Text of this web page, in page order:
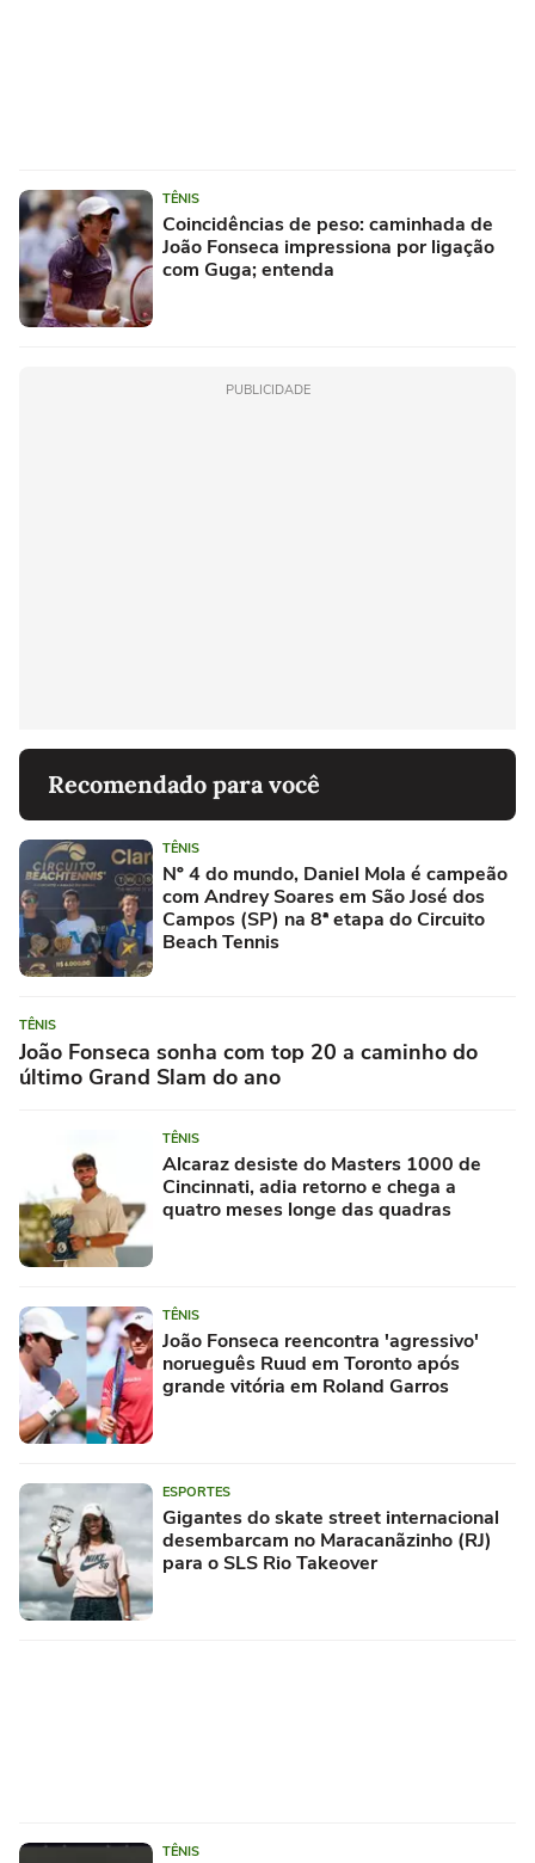
TÊNIS
Coincidências de peso: caminhada de
João Fonseca impressiona por ligação
com Guga; entenda
PUBLICIDADE
Recomendado para você
TÊNIS
Nº 4 do mundo, Daniel Mola é campeão
com Andrey Soares em São José dos
Campos (SP) na 8ª etapa do Circuito
Beach Tennis
TÊNIS
João Fonseca sonha com top 20 a caminho do
último Grand Slam do ano
TÊNIS
Alcaraz desiste do Masters 1000 de
Cincinnati, adia retorno e chega a
quatro meses longe das quadras
TÊNIS
João Fonseca reencontra 'agressivo'
norueguês Ruud em Toronto após
grande vitória em Roland Garros
ESPORTES
Gigantes do skate street internacional
desembarcam no Maracanãzinho (RJ)
para o SLS Rio Takeover
TÊNIS